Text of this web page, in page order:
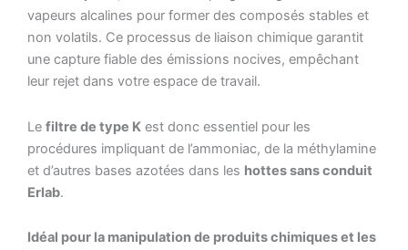
vapeurs alcalines pour former des composés stables et
non volatils. Ce processus de liaison chimique garantit
une capture fiable des émissions nocives, empêchant
leur rejet dans votre espace de travail.
Le filtre de type K est donc essentiel pour les
procédures impliquant de l’ammoniac, de la méthylamine
et d’autres bases azotées dans les hottes sans conduit
Erlab.
Idéal pour la manipulation de produits chimiques et les